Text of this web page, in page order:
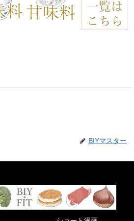
BIYマスター